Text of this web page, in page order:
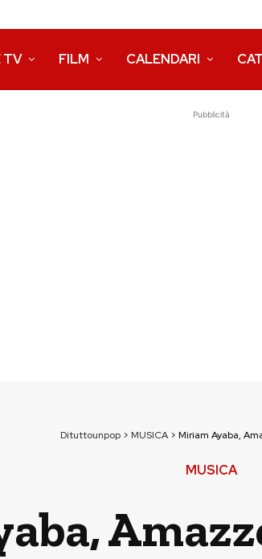
TV FILM CALENDARI
Pubblicità
Dituttounpop > MUSICA > Miriam Ayaba,
MUSICA